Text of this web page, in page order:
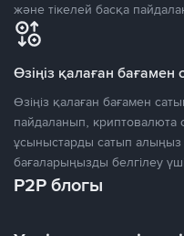
және тікелей басқа
Өзіңіз қалаған бағамен
Өзіңіз қалаған бағамен
пайдаланып, криптовалюта
ұсыныстарды сатып
бағаларыңызды белгілеу
P2P блогы